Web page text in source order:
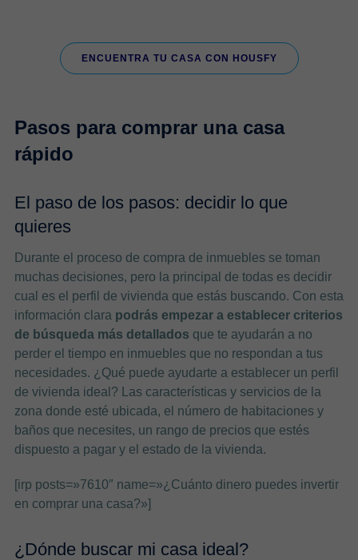
ENCUENTRA TU CASA CON HOUSFY
Pasos para comprar una casa
rápido
El paso de los pasos: decidir lo que
quieres
Durante el proceso de compra de inmuebles se toman
muchas decisiones, pero la principal de todas es decidir
cual es el perfil de vivienda que estás buscando. Con esta
información clara podrás empezar a establecer criterios
de búsqueda más detallados que te ayudarán a no
perder el tiempo en inmuebles que no respondan a tus
necesidades. ¿Qué puede ayudarte a establecer un perfil
de vivienda ideal? Las características y servicios de la
zona donde esté ubicada, el número de habitaciones y
baños que necesites, un rango de precios que estés
dispuesto a pagar y el estado de la vivienda.
[irp posts=»7610″ name=»¿Cuánto dinero puedes invertir
en comprar una casa?»]
¿Dónde buscar mi casa ideal?